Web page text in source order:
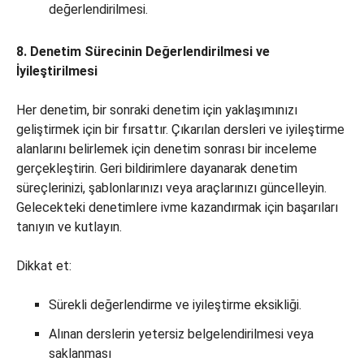
değerlendirilmesi.
8. Denetim Sürecinin Değerlendirilmesi ve
İyileştirilmesi
Her denetim, bir sonraki denetim için yaklaşımınızı
geliştirmek için bir fırsattır. Çıkarılan dersleri ve iyileştirme
alanlarını belirlemek için denetim sonrası bir inceleme
gerçekleştirin. Geri bildirimlere dayanarak denetim
süreçlerinizi, şablonlarınızı veya araçlarınızı güncelleyin.
Gelecekteki denetimlere ivme kazandırmak için başarıları
tanıyın ve kutlayın.
Dikkat et:
Sürekli değerlendirme ve iyileştirme eksikliği.
Alınan derslerin yetersiz belgelendirilmesi veya
saklanması